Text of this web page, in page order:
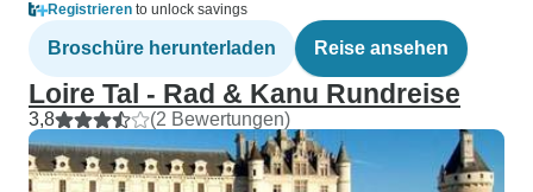
Registrieren to unlock savings
Broschüre herunterladen Reise ansehen
Loire Tal - Rad & Kanu Rundreise
3,8 (2 Bewertungen)